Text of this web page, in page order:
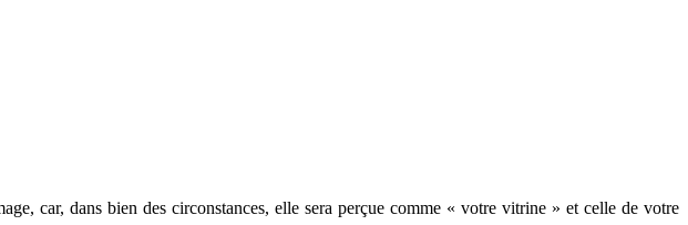
car, dans bien des circonstances, elle sera perçue comme « votre vitrine » et celle de votre